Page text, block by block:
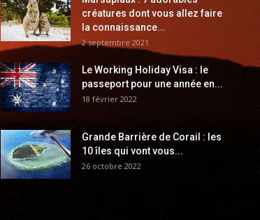
créatures dont vous allez faire
la connaissance...
2 septembre 2021
Le Working Holiday Visa : le
passeport pour une année en...
18 février 2022
Grande Barrière de Corail : les
10 îles qui vont vous...
26 octobre 2022